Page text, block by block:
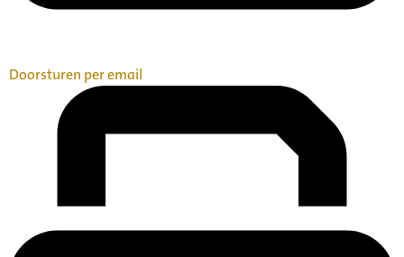
Doorsturen per email